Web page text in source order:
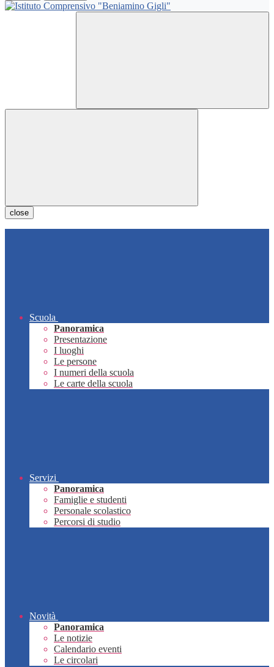
close
Scuola
Panoramica
Presentazione
I luoghi
Le persone
I numeri della scuola
Le carte della scuola
Servizi
Panoramica
Famiglie e studenti
Personale scolastico
Percorsi di studio
Novità
Panoramica
Le notizie
Calendario eventi
Le circolari